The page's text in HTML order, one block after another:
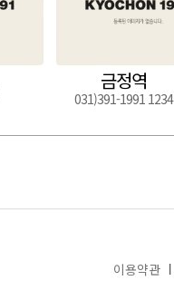
금정역
031)391-1991 1234
이용약관